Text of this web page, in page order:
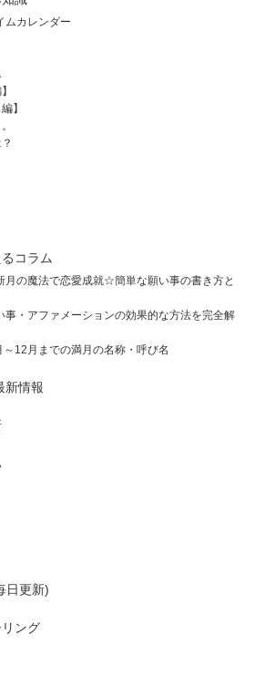
ムカレンダー
】
コラム
月の魔法で恋愛成就☆簡単な願い事の書き方と
事・アファメーションの効果的な方法を完全解
12月までの満月の名称・呼び名
新情報
日更新)
ング